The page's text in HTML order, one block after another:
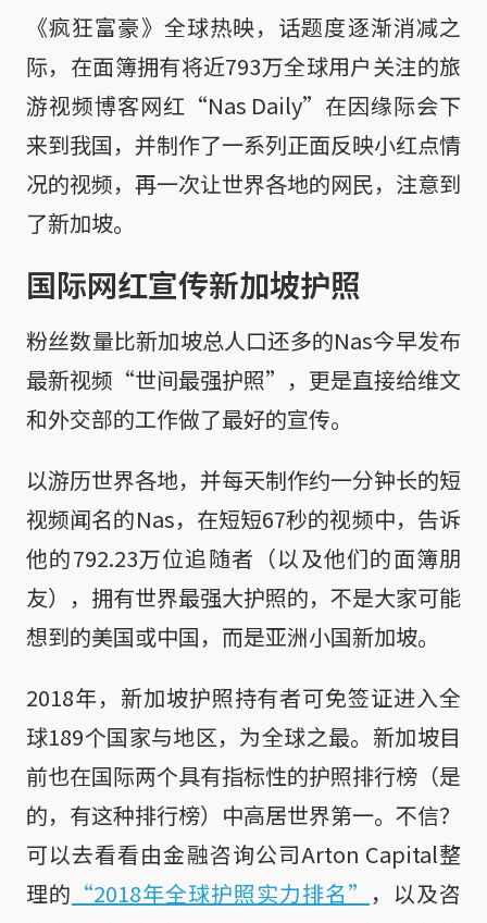
《疯狂富豪》全球热映，话题度逐渐消减之
际，在面簿拥有将近793万全球用户关注的旅
游视频博客网红“Nas Daily”在因缘际会下
来到我国，并制作了一系列正面反映小红点情
况的视频，再一次让世界各地的网民，注意到
了新加坡。
国际网红宣传新加坡护照
粉丝数量比新加坡总人口还多的Nas今早发布
最新视频“世间最强护照”，更是直接给维文
和外交部的工作做了最好的宣传。
以游历世界各地，并每天制作约一分钟长的短
视频闻名的Nas，在短短67秒的视频中，告诉
他的792.23万位追随者（以及他们的面簿朋
友），拥有世界最强大护照的，不是大家可能
想到的美国或中国，而是亚洲小国新加坡。
2018年，新加坡护照持有者可免签证进入全
球189个国家与地区，为全球之最。新加坡目
前也在国际两个具有指标性的护照排行榜（是
的，有这种排行榜）中高居世界第一。不信？
可以去看看由金融咨询公司Arton Capital整
理的 “2018年全球护照实力排名” ，以及咨